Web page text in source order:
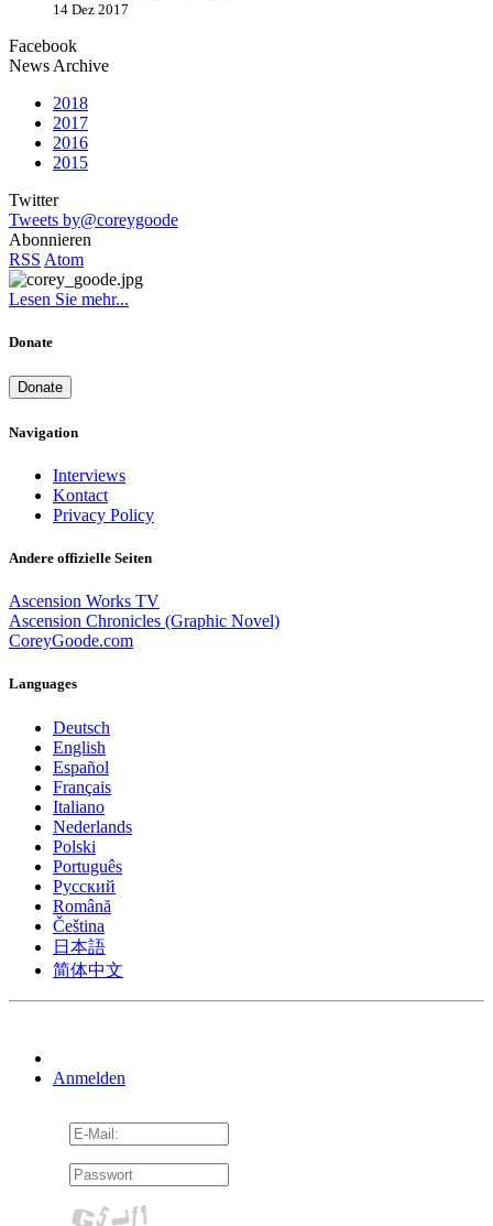
14 Dez 2017
Facebook
News Archive
2018
2017
2016
2015
Twitter
Tweets by@coreygoode
Abonnieren
RSS Atom
Lesen Sie mehr...
Donate
Donate
Navigation
Interviews
Kontact
Privacy Policy
Andere offizielle Seiten
Ascension Works TV
Ascension Chronicles (Graphic Novel)
CoreyGoode.com
Languages
Deutsch
English
Español
Français
Italiano
Nederlands
Polski
Português
Pусский
Română
Čeština
日本語
简体中文
Anmelden